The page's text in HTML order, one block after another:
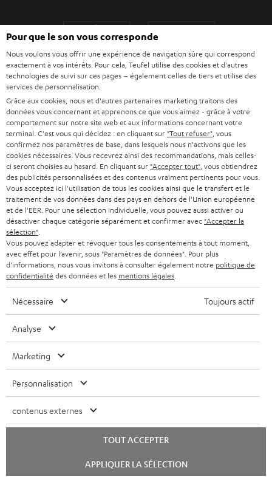
Teufel adhère à la Fédération du e-commerce et de la vente à distance (Fevad) et à sa charte
qualité. La Fevad est membre du réseau européen Ecommerce Europe Trustmark.
Le Blog Teufel
Technologies audio, modes, conseils & astuces
Questions fréquemment posées
TRACKING
Localisateur de magasins
Découvrez nos produits de près et venez au magasin pour
des conseils personnalisés.
chat
Pour que le son vous corresponde
Nous voulons vous offrir une expérience de navigation sûre qui correspond
exactement à vos intérêts. Pour cela, Teufel utilise des cookies et d'autres
technologies de suivi sur ces pages – également celles de tiers et utilise des
services de personnalisation.
Grâce aux cookies, nous et d'autres partenaires marketing traitons des
données vous concernant et apprenons ce que vous aimez - grâce à votre
comportement sur notre site web et aux informations concernant votre
terminal. C'est vous qui décidez : en cliquant sur "Tout refuser" , vous
confirmez nos paramètres de base, dans lesquels nous n'activons que les
cookies nécessaires. Vous recevrez ainsi des recommandations, mais celles-
ci seront choisies au hasard. En cliquant sur "Accepter tout" , vous obtiendrez
des publicités personnalisées et des contenus vraiment pertinents pour vous.
Vous acceptez ici l'utilisation de tous les cookies ainsi que le transfert et le
traitement de vos données dans des pays en dehors de l'Union européenne
et de l'EER. Pour une sélection individuelle, vous pouvez aussi activer ou
désactiver chaque catégorie séparément et confirmer avec "Accepter la
sélection"
Vous pouvez adapter et révoquer tous les consentements à tout moment,
avec effet pour l’avenir, sous "Paramètres de données". Pour plus
d'informations, nous vous invitons à consulter également notre politique de
confidentialité des données et les mentions légales
Nécessaire Toujours actif
Analyse
Marketing
Personnalisation
contenus externes
TOUT ACCEPTER
APPLIQUER LA SÉLECTION